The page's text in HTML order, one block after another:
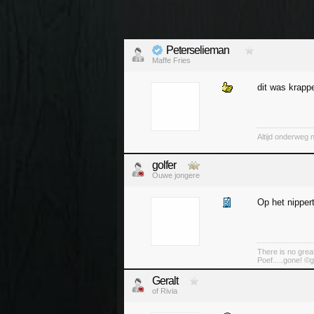
Peterselieman
Maffe Fries
dit was
Altijd onderweg
golfer
Ouwe jongere
Op het
There is no
Poef.....gone!
Geralt
of Rivia